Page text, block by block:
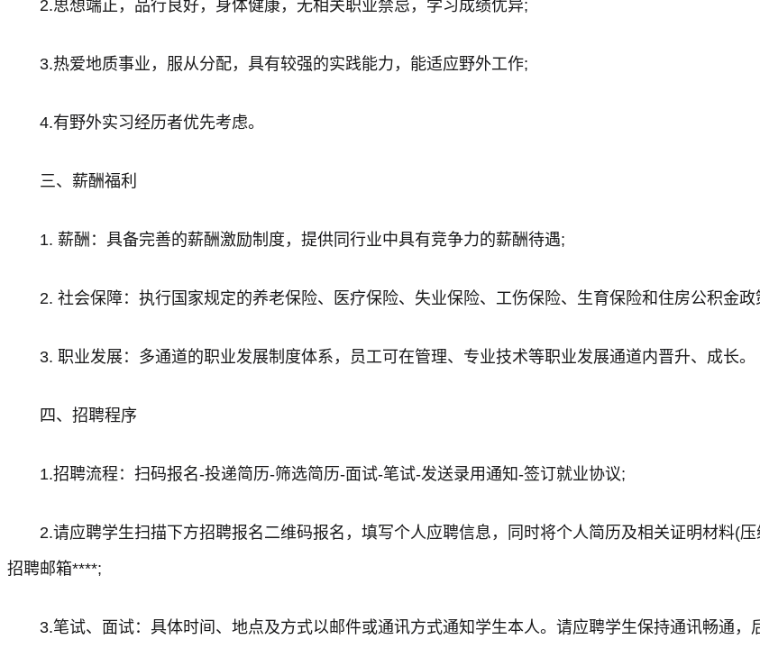
2.思想端正，品行良好，身体健康，无相关职业禁忌，学习成绩优异;
3.热爱地质事业，服从分配，具有较强的实践能力，能适应野外工作;
4.有野外实习经历者优先考虑。
三、薪酬福利
1. 薪酬：具备完善的薪酬激励制度，提供同行业中具有竞争力的薪酬待遇;
2. 社会保障：执行国家规定的养老保险、医疗保险、失业保险、工伤保险、生育保险和住房公积金政
3. 职业发展：多通道的职业发展制度体系，员工可在管理、专业技术等职业发展通道内晋升、成长。
四、招聘程序
1.招聘流程：扫码报名-投递简历-筛选简历-面试-笔试-发送录用通知-签订就业协议;
2.请应聘学生扫描下方招聘报名二维码报名，填写个人应聘信息，同时将个人简历及相关证明材料(
招聘邮箱****;
3.笔试、面试：具体时间、地点及方式以邮件或通讯方式通知学生本人。请应聘学生保持通讯畅通